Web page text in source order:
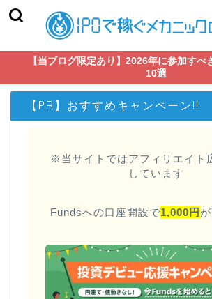
【当ブログ限定あり】2026年に参加すべ
10選
【PR】おすすめキャンペーン!!
※当サイトではアフィリエイト
しています
Fundsへの口座開設で1,000円